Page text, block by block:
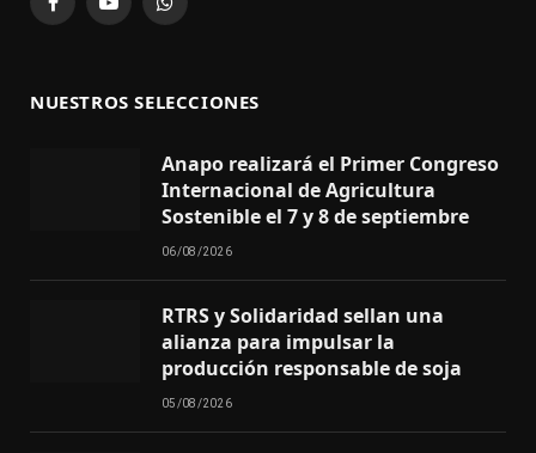
FacebookYouTubeWhatsApp
NUESTROS SELECCIONES
Anapo realizará el Primer Congreso
Internacional de Agricultura
Sostenible el 7 y 8 de septiembre
06/08/2026
RTRS y Solidaridad sellan una
alianza para impulsar la
producción responsable de soja
05/08/2026